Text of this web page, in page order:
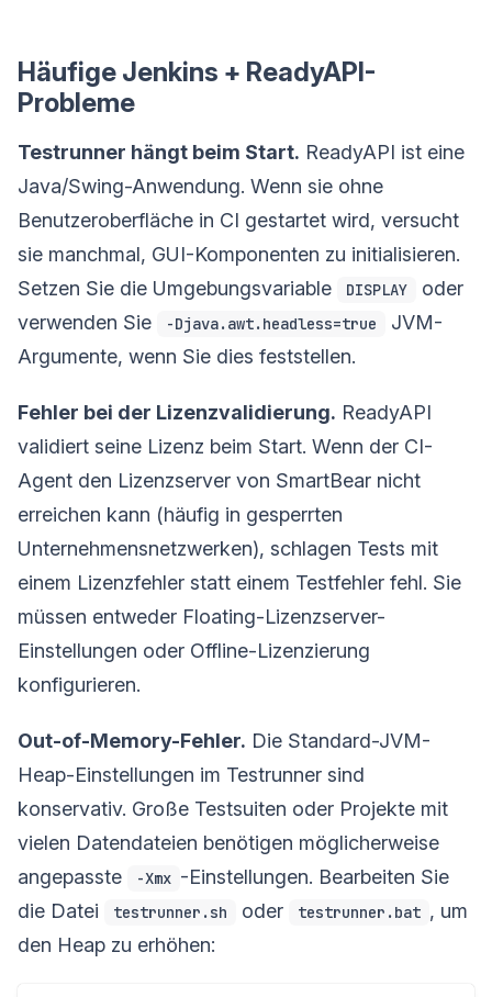
Häufige Jenkins + ReadyAPI-
Probleme
Testrunner hängt beim Start. ReadyAPI ist eine
Java/Swing-Anwendung. Wenn sie ohne
Benutzeroberfläche in CI gestartet wird, versucht
sie manchmal, GUI-Komponenten zu initialisieren.
Setzen Sie die Umgebungsvariable
DISPLAY
oder
verwenden Sie
-Djava.awt.headless=true
JVM-
Argumente, wenn Sie dies feststellen.
Fehler bei der Lizenzvalidierung. ReadyAPI
validiert seine Lizenz beim Start. Wenn der CI-
Agent den Lizenzserver von SmartBear nicht
erreichen kann (häufig in gesperrten
Unternehmensnetzwerken), schlagen Tests mit
einem Lizenzfehler statt einem Testfehler fehl. Sie
müssen entweder Floating-Lizenzserver-
Einstellungen oder Offline-Lizenzierung
konfigurieren.
Out-of-Memory-Fehler. Die Standard-JVM-
Heap-Einstellungen im Testrunner sind
konservativ. Große Testsuiten oder Projekte mit
vielen Datendateien benötigen möglicherweise
angepasste
-Xmx -Einstellungen. Bearbeiten Sie
die Datei
testrunner.sh oder testrunner.bat , um
den Heap zu erhöhen: